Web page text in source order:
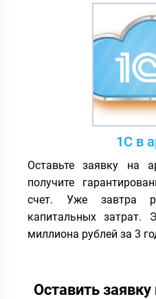
1С в
Оставьте заявку на
получите
счет. Уже завтра
капитальных затрат.
миллиона рублей за 3
Оставить